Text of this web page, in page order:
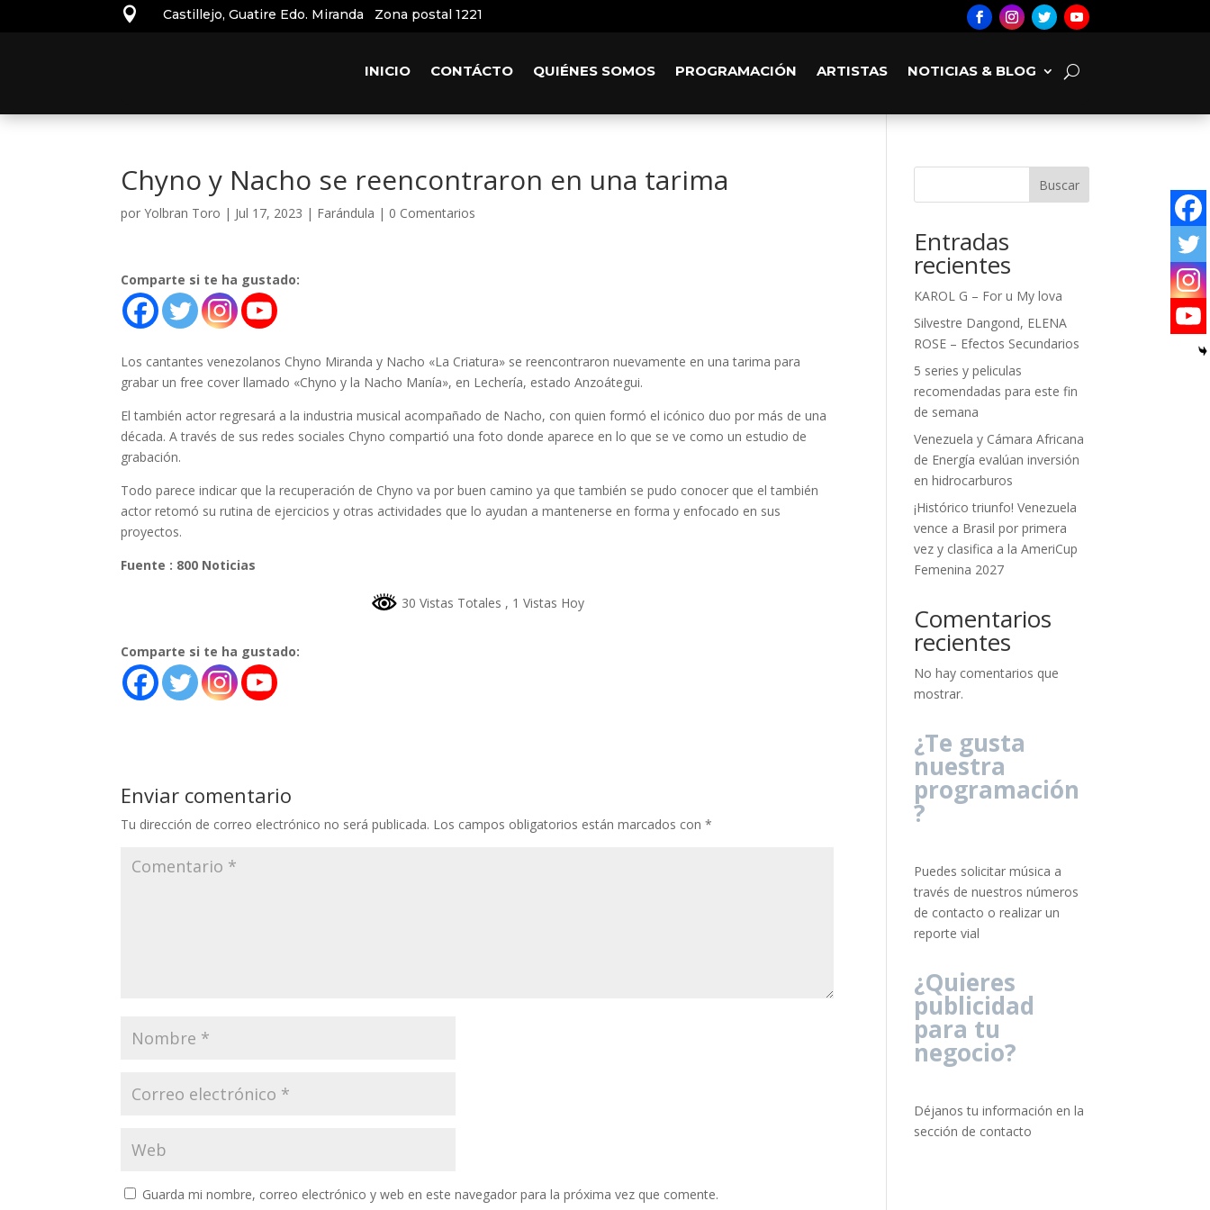
 Castillejo, Guatire Edo. Miranda Zona postal 1221
INICIO CONTÁCTO QUIÉNES SOMOS PROGRAMACIÓN ARTISTAS NOTICIAS & BLOG
Chyno y Nacho se reencontraron en una tarima
porYolbran Toro | Jul 17, 2023 | Farándula | 0 Comentarios
Comparte si te ha gustado:
Los cantantes venezolanos Chyno Miranda y Nacho «La Criatura» se reencontraron nuevamente en una tarima para
grabar un free cover llamado «Chyno y la Nacho Manía», en Lechería, estado Anzoátegui.
El también actor regresará a la industria musical acompañado de Nacho, con quien formó el icónico duo por más de una
década. A través de sus redes sociales Chyno compartió una foto donde aparece en lo que se ve como un estudio de
grabación.
Todo parece indicar que la recuperación de Chyno va por buen camino ya que también se pudo conocer que el también
actor retomó su rutina de ejercicios y otras actividades que lo ayudan a mantenerse en forma y enfocado en sus
proyectos.
Fuente : 800 Noticias
30 Vistas Totales , 1 Vistas Hoy
Comparte si te ha gustado:
Enviar comentario
Tu dirección de correo electrónico no será publicada. Los campos obligatorios están marcados con*
Guarda mi nombre, correo electrónico y web en este navegador para la próxima vez que comente.
Buscar
Entradas
recientes
KAROL G – For u My lova
Silvestre Dangond, ELENA
ROSE – Efectos Secundarios
5 series y peliculas
recomendadas para este fin
de semana
Venezuela y Cámara Africana
de Energía evalúan inversión
en hidrocarburos
¡Histórico triunfo! Venezuela
vence a Brasil por primera
vez y clasifica a la AmeriCup
Femenina 2027
Comentarios
recientes
No hay comentarios que
mostrar.
¿Te gusta
nuestra
programación
?
Puedes solicitar música a
través de nuestros números
de contacto o realizar un
reporte vial
¿Quieres
publicidad
para tu
negocio?
Déjanos tu información en la
sección de contacto